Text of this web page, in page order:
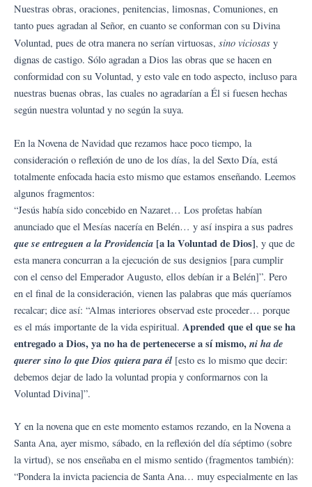
Nuestras obras, oraciones, penitencias, limosnas, Comuniones, en
tanto pues agradan al Señor, en cuanto se conforman con su Divina
Voluntad, pues de otra manera no serían virtuosas, sino viciosas y
dignas de castigo. Sólo agradan a Dios las obras que se hacen en
conformidad con su Voluntad, y esto vale en todo aspecto, incluso para
nuestras buenas obras, las cuales no agradarían a Él si fuesen hechas
según nuestra voluntad y no según la suya.
En la Novena de Navidad que rezamos hace poco tiempo, la
consideración o reflexión de uno de los días, la del Sexto Día, está
totalmente enfocada hacia esto mismo que estamos enseñando. Leemos
algunos fragmentos:
“Jesús había sido concebido en Nazaret… Los profetas habían
anunciado que el Mesías nacería en Belén… y así inspira a sus padres
que se entreguen a la Providencia [a la Voluntad de Dios], y que de
esta manera concurran a la ejecución de sus designios [para cumplir
con el censo del Emperador Augusto, ellos debían ir a Belén]”. Pero
en el final de la consideración, vienen las palabras que más queríamos
recalcar; dice así: “Almas interiores observad este proceder… porque
es el más importante de la vida espiritual. Aprended que el que se ha
entregado a Dios, ya no ha de pertenecerse a sí mismo,ni ha de
querer sino lo que Dios quiera para él [esto es lo mismo que decir:
debemos dejar de lado la voluntad propia y conformarnos con la
Voluntad Divina]”.
Y en la novena que en este momento estamos rezando, en la Novena a
Santa Ana, ayer mismo, sábado, en la reflexión del día séptimo (sobre
la virtud), se nos enseñaba en el mismo sentido (fragmentos también):
“Pondera la invicta paciencia de Santa Ana… muy especialmente en las